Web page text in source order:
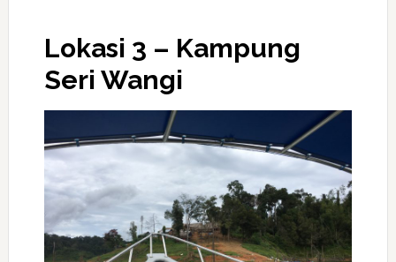
Lokasi 3 – Kampung
Seri Wangi